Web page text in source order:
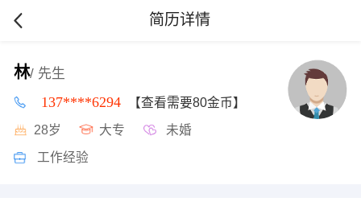
简历详情
林/ 先生
137****6294 【查看需要80金币】
28岁 大专 未婚
工作经验